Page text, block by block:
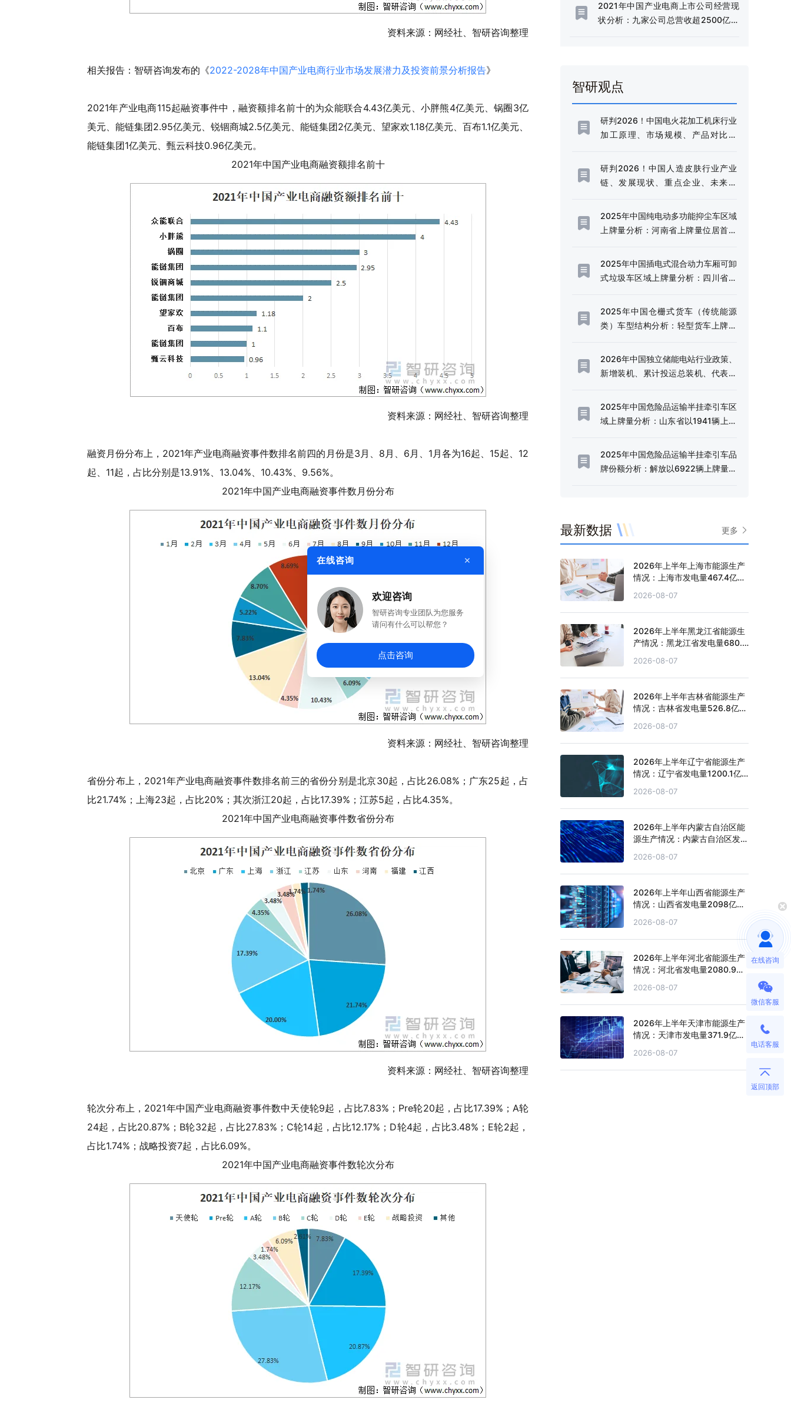
资料来源：网经社、智研咨询整理
相关报告：智研咨询发布的《2022-2028年中国产业电商行业市场发展潜力及投资前景分析报告》
2021年产业电商115起融资事件中，融资额排名前十的为众能联合4.43亿美元、小胖熊4亿美元、锅圈3亿
美元、能链集团2.95亿美元、锐锢商城2.5亿美元、能链集团2亿美元、望家欢1.18亿美元、百布1.1亿美元、
能链集团1亿美元、甄云科技0.96亿美元。
2021年中国产业电商融资额排名前十
资料来源：网经社、智研咨询整理
融资月份分布上，2021年产业电商融资事件数排名前四的月份是3月、8月、6月、1月各为16起、15起、12
起、11起，占比分别是13.91%、13.04%、10.43%、9.56%。
2021年中国产业电商融资事件数月份分布
资料来源：网经社、智研咨询整理
省份分布上，2021年产业电商融资事件数排名前三的省份分别是北京30起，占比26.08%；广东25起，占
比21.74%；上海23起，占比20%；其次浙江20起，占比17.39%；江苏5起，占比4.35%。
2021年中国产业电商融资事件数省份分布
资料来源：网经社、智研咨询整理
轮次分布上，2021年中国产业电商融资事件数中天使轮9起，占比7.83%；Pre轮20起，占比17.39%；A轮
24起，占比20.87%；B轮32起，占比27.83%；C轮14起，占比12.17%；D轮4起，占比3.48%；E轮2起，
占比1.74%；战略投资7起，占比6.09%。
2021年中国产业电商融资事件数轮次分布
2021年中国产业电商上市公司经营现
状分析：九家公司总营收超2500亿元
智研观点
研判2026！中国电火花加工机床行业
加工原理、市场规模、产品对比分
高端化转型加速推进[图]
研判2026！中国人造皮肤行业产业
链、发展现状、重点企业、未来趋
模持续扩容[图]
2025年中国纯电动多功能抑尘车区域
上牌量分析：河南省上牌量位居首位
2025年中国插电式混合动力车厢可卸
式垃圾车区域上牌量分析：四川省上
2025年中国仓栅式货车（传统能源
类）车型结构分析：轻型货车上牌量
2026年中国独立储能电站行业政策、
新增装机、累计投运总装机、代表企
储能电站迎来规模化发展的战略机遇
期[图]
2025年中国危险品运输半挂牵引车区
域上牌量分析：山东省以1941辆上牌
2025年中国危险品运输半挂牵引车品
牌份额分析：解放以6922辆上牌量、
最新数据 更多
2026年上半年上海市能源生产
情况：上海市发电量467.4亿千
2026-08-07
2026年上半年黑龙江省能源生
产情况：黑龙江省发电量680.4
2026-08-07
2026年上半年吉林省能源生产
情况：吉林省发电量526.8亿千
2026-08-07
2026年上半年辽宁省能源生产
情况：辽宁省发电量1200.1亿
2026-08-07
2026年上半年内蒙古自治区能
源生产情况：内蒙古自治区发电
2.7%
2026-08-07
2026年上半年山西省能源生产
情况：山西省发电量2098亿千
2026-08-07
2026年上半年河北省能源生产
情况：河北省发电量2080.9亿
2026-08-07
2026年上半年天津市能源生产
情况：天津市发电量371.9亿千
2026-08-07
在线咨询
微信客服
电话客服
返回顶部
在线咨询 ×
欢迎咨询
智研咨询专业团队为您服务
请问有什么可以帮您？
点击咨询